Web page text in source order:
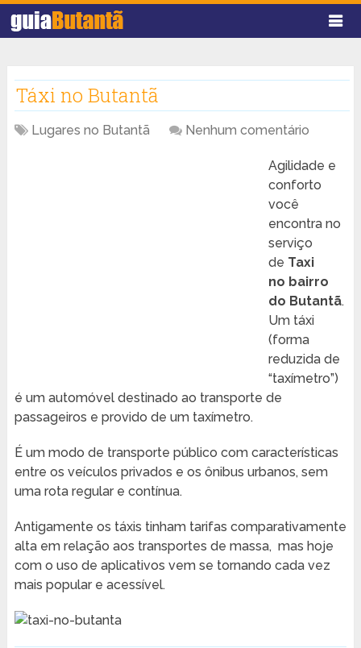
Táxi no Butantã
Lugares no Butantã Nenhum comentário
Agilidade e
conforto
você
encontra no
serviço
de Taxi
no bairro
do Butantã.
Um táxi
(forma
reduzida de
“taxímetro”)
é um automóvel destinado ao transporte de
passageiros e provido de um taxímetro.
É um modo de transporte público com características
entre os veículos privados e os ônibus urbanos, sem
uma rota regular e contínua.
Antigamente os táxis tinham tarifas comparativamente
alta em relação aos transportes de massa, mas hoje
com o uso de aplicativos vem se tornando cada vez
mais popular e acessível.